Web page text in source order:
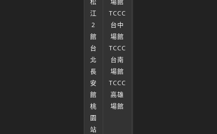
江
2
館
台
北
長
安
館
桃
園
站
TCCC
台中
場館
TCCC
台南
場館
TCCC
高雄
場館